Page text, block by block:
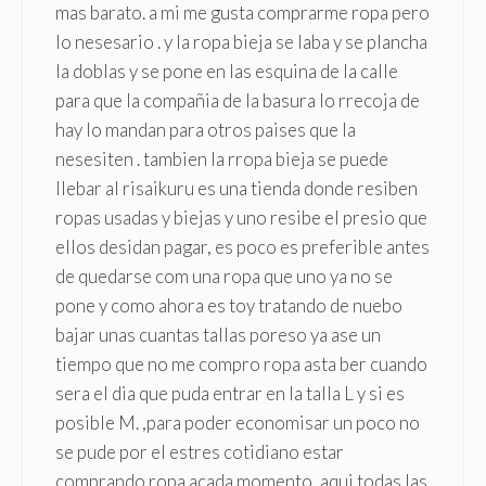
mas barato. a mi me gusta comprarme ropa pero
lo nesesario . y la ropa bieja se laba y se plancha
la doblas y se pone en las esquina de la calle
para que la compañia de la basura lo rrecoja de
hay lo mandan para otros paises que la
nesesiten . tambien la rropa bieja se puede
llebar al risaikuru es una tienda donde resiben
ropas usadas y biejas y uno resibe el presio que
ellos desidan pagar, es poco es preferible antes
de quedarse com una ropa que uno ya no se
pone y como ahora es toy tratando de nuebo
bajar unas cuantas tallas poreso ya ase un
tiempo que no me compro ropa asta ber cuando
sera el dia que puda entrar en la talla L y si es
posible M. ,para poder economisar un poco no
se pude por el estres cotidiano estar
comprando ropa acada momento, aqui todas las